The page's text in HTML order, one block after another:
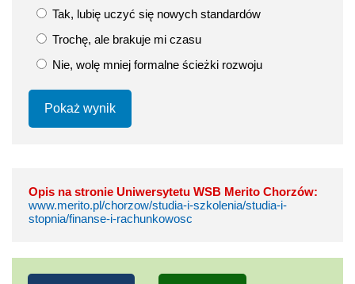
Tak, lubię uczyć się nowych standardów
Trochę, ale brakuje mi czasu
Nie, wolę mniej formalne ścieżki rozwoju
Pokaż wynik
Opis na stronie Uniwersytetu WSB Merito Chorzów:
www.merito.pl/chorzow/studia-i-szkolenia/studia-i-
stopnia/finanse-i-rachunkowosc